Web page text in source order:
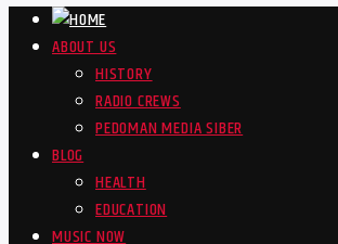
ABOUT US
HISTORY
RADIO CREWS
PEDOMAN MEDIA SIBER
BLOG
HEALTH
EDUCATION
MUSIC NOW